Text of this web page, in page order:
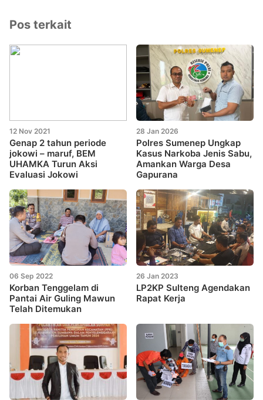
Pos terkait
12 Nov 2021
Genap 2 tahun periode
jokowi – maruf, BEM
UHAMKA Turun Aksi
Evaluasi Jokowi
28 Jan 2026
Polres Sumenep Ungkap
Kasus Narkoba Jenis Sabu,
Amankan Warga Desa
Gapurana
06 Sep 2022
Korban Tenggelam di
Pantai Air Guling Mawun
Telah Ditemukan
26 Jan 2023
LP2KP Sulteng Agendakan
Rapat Kerja